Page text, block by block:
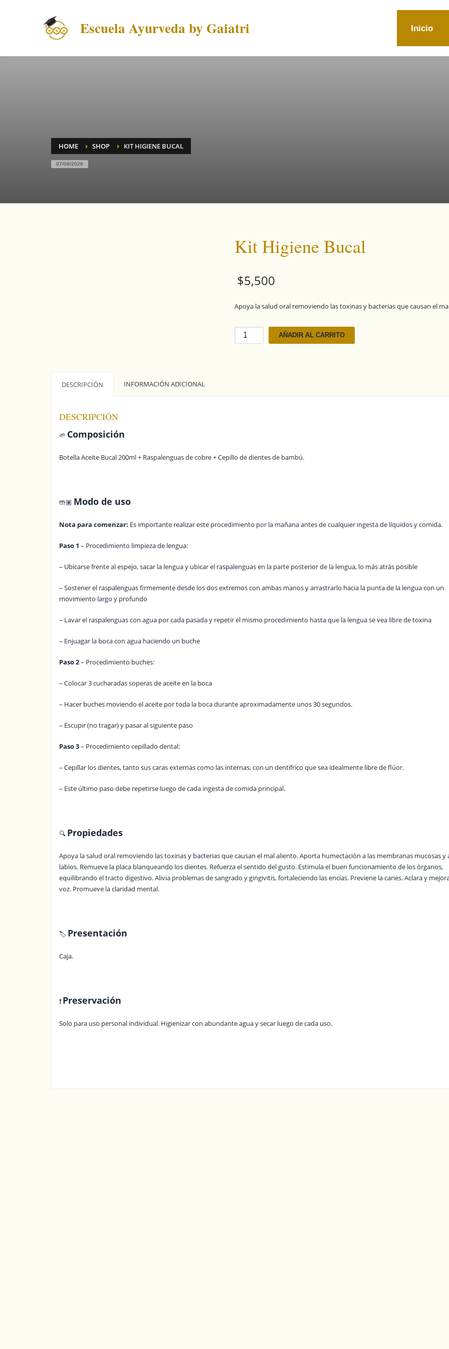
Escuela Ayurveda by Gaiatri Inicio
HOME SHOP KIT HIGIENE BUCAL
07/08/2026
Kit Higiene Bucal
$5,500
Apoya la salud oral removiendo las toxinas y bacterias que causan el
Higiene
AÑADIR AL CARRITO
DESCRIPCIÓN INFORMACIÓN ADICIONAL
DESCRIPCIÓN
🌱 Composición
Botella Aceite Bucal 200ml + Raspalenguas de cobre + Cepillo de dientes de bambú.
🤲🏽 Modo de uso
Nota para comenzar: Es importante realizar este procedimiento por la mañana antes de cualquier ingesta de líquidos y comida.
Paso 1 – Procedimiento limpieza de lengua:
– Ubicarse frente al espejo, sacar la lengua y ubicar el raspalenguas en la parte posterior de la lengua, lo más atrás posible
– Sostener el raspalenguas firmemente desde los dos extremos con ambas manos y arrastrarlo hacia la punta de la lengua con un
movimiento largo y profundo
– Lavar el raspalenguas con agua por cada pasada y repetir el mismo procedimiento hasta que la lengua se vea libre de toxina
– Enjuagar la boca con agua haciendo un buche
Paso 2– Procedimiento buches:
– Colocar 3 cucharadas soperas de aceite en la boca
– Hacer buches moviendo el aceite por toda la boca durante aproximadamente unos 30 segundos.
– Escupir (no tragar) y pasar al siguiente paso
Paso 3– Procedimiento cepillado dental:
– Cepillar los dientes, tanto sus caras externas como las internas, con un dentífrico que sea idealmente libre de flúor.
– Este último paso debe repetirse luego de cada ingesta de comida principal.
🔍 Propiedades
Apoya la salud oral removiendo las toxinas y bacterias que causan el mal aliento. Aporta humectación a las membranas mucosas y
labios. Remueve la placa blanqueando los dientes. Refuerza el sentido del gusto. Estimula el buen funcionamiento de los órganos,
equilibrando el tracto digestivo. Alivia problemas de sangrado y gingivitis, fortaleciendo las encías. Previene la caries. Aclara y
voz. Promueve la claridad mental.
🏷️ Presentación
Caja.
❗ Preservación
Solo para uso personal individual. Higienizar con abundante agua y secar luego de cada uso.